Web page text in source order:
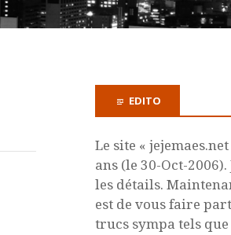
EDITO
Le site «
ans (le 30-Oct-2006).
les détails.
est de vous faire
trucs sympa tels que